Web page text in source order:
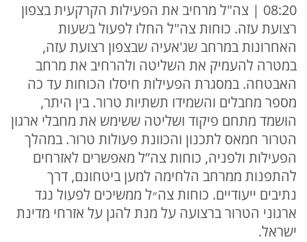
08:20 | צה"ל מרחיב את הפעילות הקרקעית בצפון
רצועת עזה. כוחות צה"ל החלו לפעול בשעות
האחרונות במרחב שג'אעיה שבצפון רצועת עזה,
במטרה להעמיק את השליטה ולהרחיב את מרחב
האבטחה. במסגרת הפעילות חיסלו הכוחות עד כה
מספר מחבלים והשמידו תשתיות טרור. בין היתר,
הושמד מתחם פיקוד ושליטה ששימש את מחבלי ארגון
הטרור חמאס לתכנון והכוונת פעולות טרור. במהלך
הפעילות ולפניה, כוחות צה”ל מאפשרים לאזרחים
להתפנות ממרחב הלחימה למען ביטחונם, דרך
נתיבים ייעודיים. כוחות צה״ל ממשיכים לפעול נגד
ארגוני הטרור ברצועה על מנת להגן על אזרחי מדינת
ישראל.